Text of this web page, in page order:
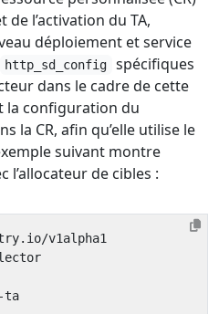
l’activation du TA,
déploiement et service
http_sd_config
spécifiques
dans le cadre de cette
la configuration du
la CR, afin qu’elle utilise le
suivant montre
l’allocateur de cibles :
v1alpha1
ta